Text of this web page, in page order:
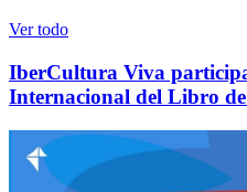
Ver todo
IberCultura Viva
Internacional del Libro